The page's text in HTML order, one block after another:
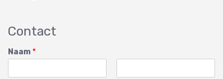
Contact
Naam *